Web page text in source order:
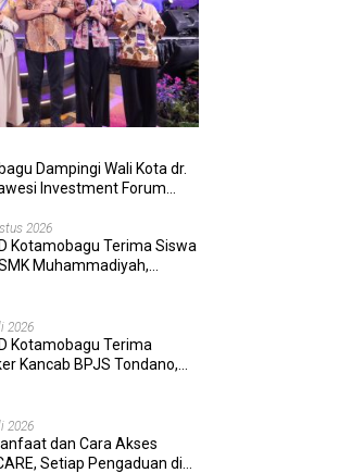
Dampingi Wali Kota dr.
Investment Forum
2026
Kotamobagu Terima Siswa
Muhammadiyah,
2026
Kotamobagu Terima
Kancab BPJS Tondano,
2026
dan Cara Akses
Setiap Pengaduan di